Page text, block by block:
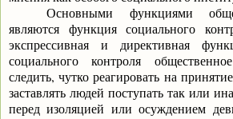
Основными функциями
являются функция социального
экспрессивная и директивная
социального контроля
следить, чутко реагировать на
заставлять людей поступать так или
перед изоляцией или осуждением